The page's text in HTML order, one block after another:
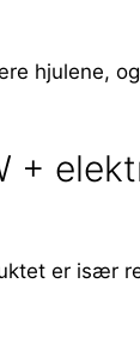
hjulene,
+
er især